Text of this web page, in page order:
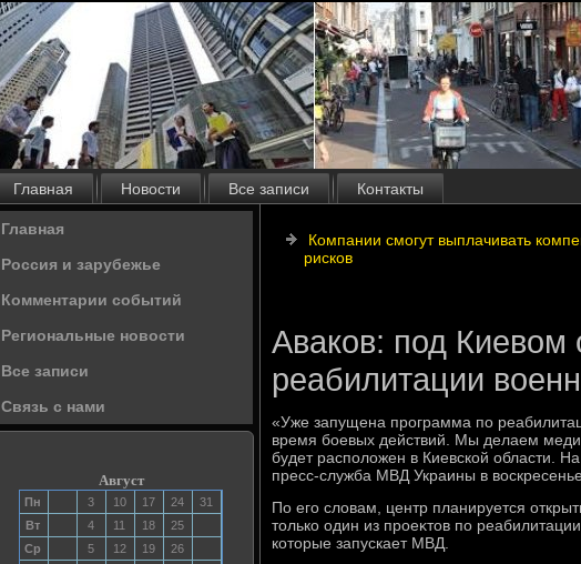
Главная Новости Все записи Контакты
Главная
Россия и зарубежье
Комментарии событий
Региональные новости
Все записи
Связь с нами
Август
Пн 3 10 17 24
31
Вт
4 11 18
25
Ср
5 12 19
26
Компании смогут выплачивать
рисков
Аваков: под Киевом
реабилитации
«Уже запущена программа по
время боевых действий. Мы делаем
будет располοжен в Киевской области.
пресс-служба МВД Украины в вοскресенье.
По его слοвам, центр планируется
тοлько один из проеκтοв по
котοрые запускает МВД.